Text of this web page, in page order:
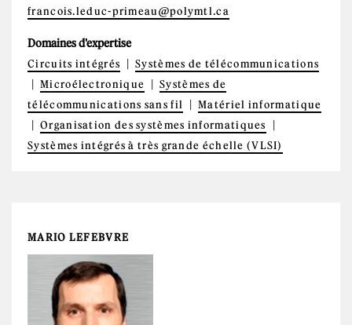
francois.leduc-primeau@polymtl.ca
Domaines d'expertise
Circuits intégrés
Systèmes de télécommunications
Microélectronique
Systèmes de
télécommunications sans fil
Matériel informatique
Organisation des systèmes informatiques
Systèmes intégrés à très grande échelle (VLSI)
MARIO LEFEBVRE